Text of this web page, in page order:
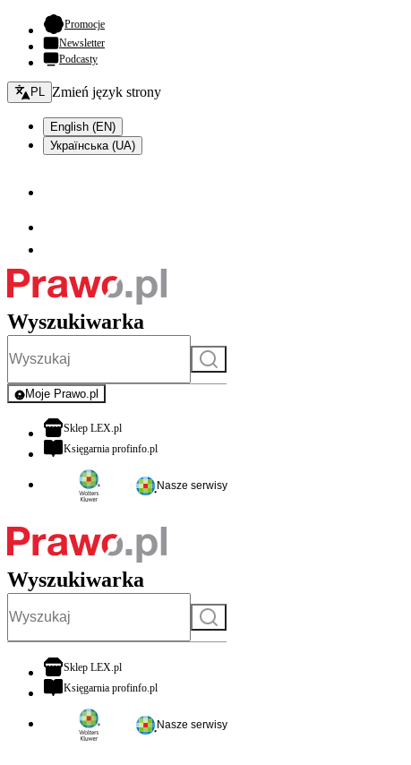
Promocje- otwiera się w nowej karcie
Newsletter
Podcasty
Zmień język - bieżący:
PL Zmień język strony
English (EN)
Українська (UA)
Wyszukiwarka
Szukaj
Moje Prawo.pl
- rejestracja i logowanie do serwisu
Sklep LEX.plotwiera się w nowej karcie
Księgarnia profinfo.plotwiera się w nowej karcie
Nasze serwisy
Wyszukiwarka
Szukaj
Sklep LEX.plotwiera się w nowej karcie
Księgarnia profinfo.plotwiera się w nowej karcie
Nasze serwisy